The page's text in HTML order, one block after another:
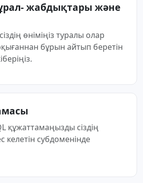
жабдықтары және
өніміңіз туралы олар
бұрын айтып беретін
құжаттамаңызды сіздің
келетін субдоменінде